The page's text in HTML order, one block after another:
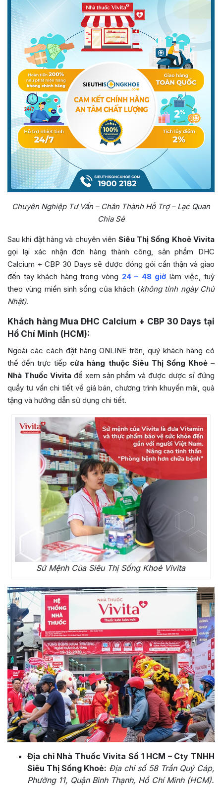
Chuyên Nghiệp Tư Vấn – Chân Thành Hỗ Trợ – Lạc Quan
Chia Sẻ
Sau khi đặt hàng và chuyên viên Siêu Thị Sống Khoẻ Vivita
gọi lại xác nhận đơn hàng thành công, sản phẩm DHC
Calcium + CBP 30 Days sẽ được đóng gói cẩn thận và giao
đến tay khách hàng trong vòng 24 – 48 giờ làm việc, tuỳ
theo vùng miền sinh sống của khách (không tính ngày Chủ
Nhật).
Khách hàng Mua DHC Calcium + CBP 30 Days tại
Hồ Chí Minh (HCM):
Ngoài các cách đặt hàng ONLINE trên, quý khách hàng có
thể đến trực tiếp cửa hàng thuộc Siêu Thị Sống Khoẻ –
Nhà Thuốc Vivitađể xem sản phẩm và được dược sĩ đứng
quầy tư vấn chi tiết về giá bán, chương trình khuyến mãi, quà
tặng và hướng dẫn sử dụng chi tiết.
Sứ Mệnh Của Siêu Thị Sống Khoẻ Vivita
Địa chỉ Nhà Thuốc Vivita Số 1 HCM – Cty TNHH
Siêu Thị Sống Khoẻ: Địa chỉ số 58 Trần Quý Cáp,
Phường 11, Quận Bình Thạnh, Hồ Chí Minh (HCM).